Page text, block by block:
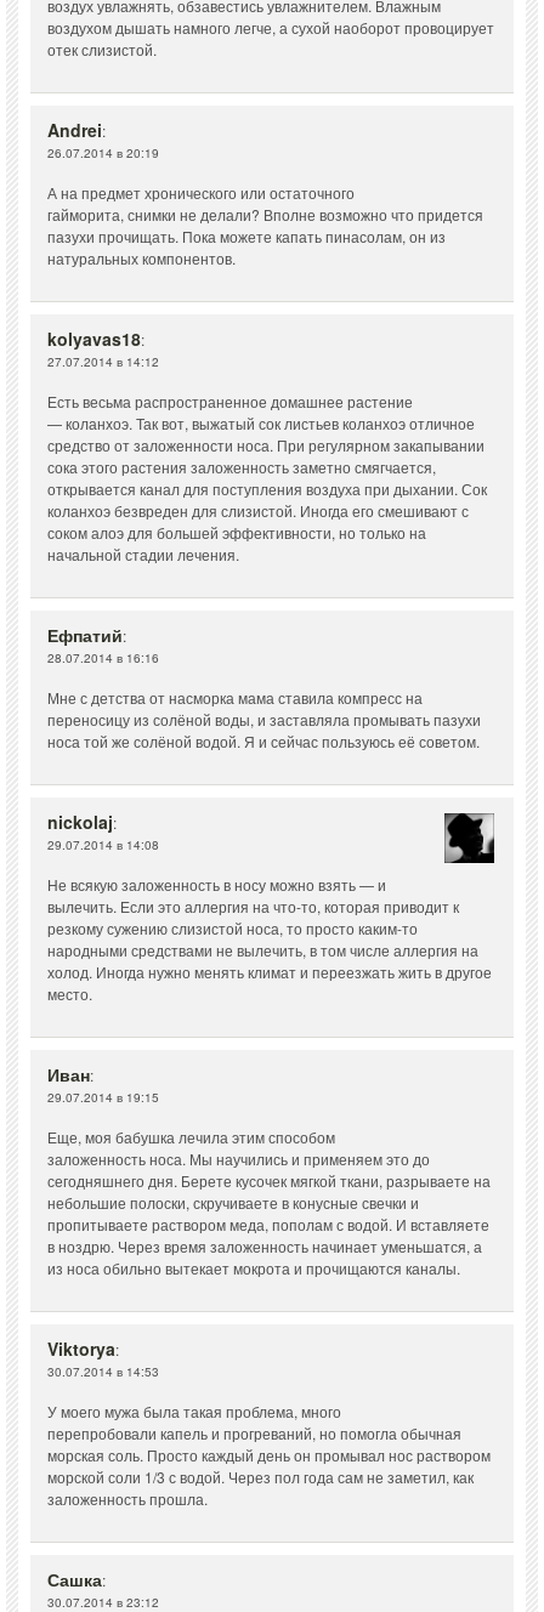
воздух увлажнять, обзавестись увлажнителем. Влажным
воздухом дышать намного легче, а сухой наоборот провоцирует
отек слизистой.
Andrei:
26.07.2014 в 20:19
А на предмет хронического или остаточного
гайморита, снимки не делали? Вполне возможно что придется
пазухи прочищать. Пока можете капать пинасолам, он из
натуральных компонентов.
kolyavas18:
27.07.2014 в 14:12
Есть весьма распространенное домашнее растение
— коланхоэ. Так вот, выжатый сок листьев коланхоэ отличное
средство от заложенности носа. При регулярном закапывании
сока этого растения заложенность заметно смягчается,
открывается канал для поступления воздуха при дыхании. Сок
коланхоэ безвреден для слизистой. Иногда его смешивают с
соком алоэ для большей эффективности, но только на
начальной стадии лечения.
Ефпатий:
28.07.2014 в 16:16
Мне с детства от насморка мама ставила компресс на
переносицу из солёной воды, и заставляла промывать пазухи
носа той же солёной водой. Я и сейчас пользуюсь её советом.
nickolaj:
29.07.2014 в 14:08
Не всякую заложенность в носу можно взять — и
вылечить. Если это аллергия на что-то, которая приводит к
резкому сужению слизистой носа, то просто каким-то
народными средствами не вылечить, в том числе аллергия на
холод. Иногда нужно менять климат и переезжать жить в другое
место.
Иван:
29.07.2014 в 19:15
Еще, моя бабушка лечила этим способом
заложенность носа. Мы научились и применяем это до
сегодняшнего дня. Берете кусочек мягкой ткани, разрываете на
небольшие полоски, скручиваете в конусные свечки и
пропитываете раствором меда, пополам с водой. И вставляете
в ноздрю. Через время заложенность начинает уменьшатся, а
из носа обильно вытекает мокрота и прочищаются каналы.
Viktorya:
30.07.2014 в 14:53
У моего мужа была такая проблема, много
перепробовали капель и прогреваний, но помогла обычная
морская соль. Просто каждый день он промывал нос раствором
морской соли 1/3 с водой. Через пол года сам не заметил, как
заложенность прошла.
Сашка:
30.07.2014 в 23:12